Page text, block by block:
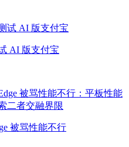
AI 版支付宝
被骂性能不行